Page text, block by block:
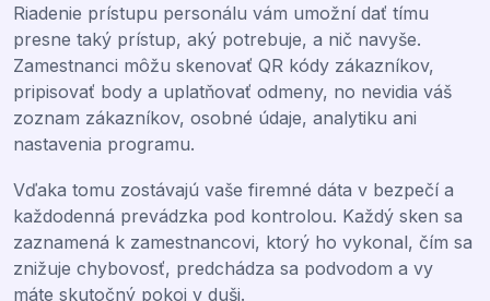
Riadenie prístupu personálu vám umožní dať tímu
presne taký prístup, aký potrebuje, a nič navyše.
Zamestnanci môžu skenovať QR kódy zákazníkov,
pripisovať body a uplatňovať odmeny, no nevidia váš
zoznam zákazníkov, osobné údaje, analytiku ani
nastavenia programu.
Vďaka tomu zostávajú vaše firemné dáta v bezpečí a
každodenná prevádzka pod kontrolou. Každý sken sa
zaznamená k zamestnancovi, ktorý ho vykonal, čím sa
znižuje chybovosť, predchádza sa podvodom a vy
máte skutočný pokoj v duši.